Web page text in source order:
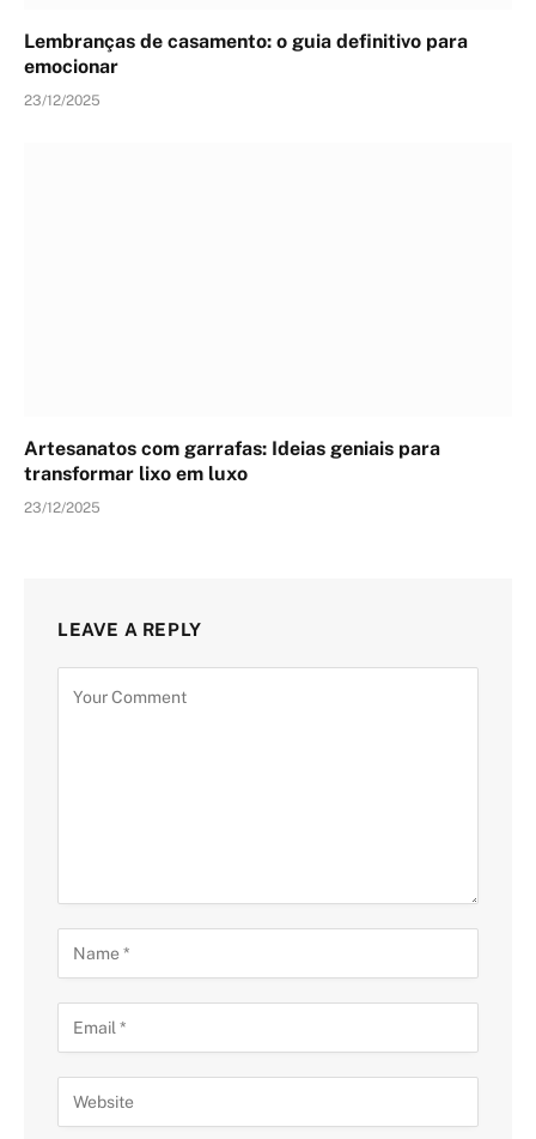
Lembranças de casamento: o guia definitivo para
emocionar
23/12/2025
Artesanatos com garrafas: Ideias geniais para
transformar lixo em luxo
23/12/2025
LEAVE A REPLY